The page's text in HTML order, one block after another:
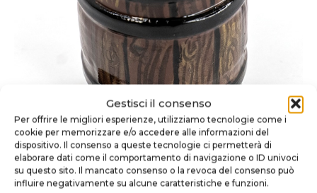
Gestisci il consenso
Per offrire le migliori esperienze, utilizziamo tecnologie come i
cookie per memorizzare e/o accedere alle informazioni del
dispositivo. Il consenso a queste tecnologie ci permetterà di
elaborare dati come il comportamento di navigazione o ID univoci
su questo sito. Il mancato consenso o la revoca del consenso può
influire negativamente su alcune caratteristiche e funzioni.